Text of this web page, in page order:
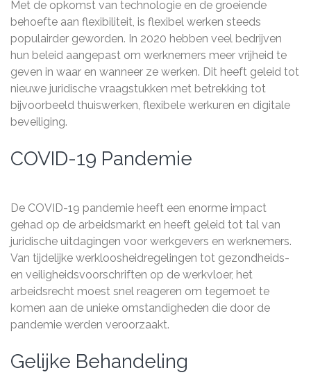
Met de opkomst van technologie en de groeiende
behoefte aan flexibiliteit, is flexibel werken steeds
populairder geworden. In 2020 hebben veel bedrijven
hun beleid aangepast om werknemers meer vrijheid te
geven in waar en wanneer ze werken. Dit heeft geleid tot
nieuwe juridische vraagstukken met betrekking tot
bijvoorbeeld thuiswerken, flexibele werkuren en digitale
beveiliging.
COVID-19 Pandemie
De COVID-19 pandemie heeft een enorme impact
gehad op de arbeidsmarkt en heeft geleid tot tal van
juridische uitdagingen voor werkgevers en werknemers.
Van tijdelijke werkloosheidregelingen tot gezondheids-
en veiligheidsvoorschriften op de werkvloer, het
arbeidsrecht moest snel reageren om tegemoet te
komen aan de unieke omstandigheden die door de
pandemie werden veroorzaakt.
Gelijke Behandeling